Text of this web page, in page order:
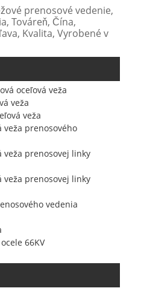
prenosové vedenie,
Továreň, Čína,
Kvalita, Vyrobené v
oceľová veža
veža
veža
veža prenosového
veža prenosovej linky
veža prenosovej linky
vedenia
66KV